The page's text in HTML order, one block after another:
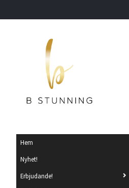
Hem
Nyhet!
Erbjudande!